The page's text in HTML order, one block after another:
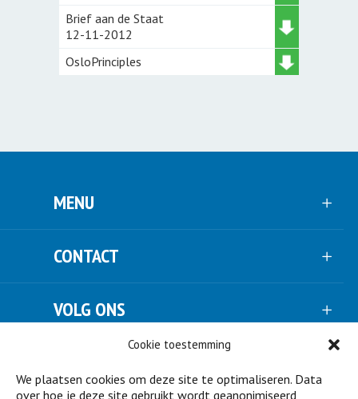
Cookie toestemming
We plaatsen cookies om deze site te optimaliseren. Data
over hoe je deze site gebruikt wordt geanonimiseerd
Brief aan de Staat
12-11-2012
OsloPrinciples
MENU
CONTACT
VOLG ONS